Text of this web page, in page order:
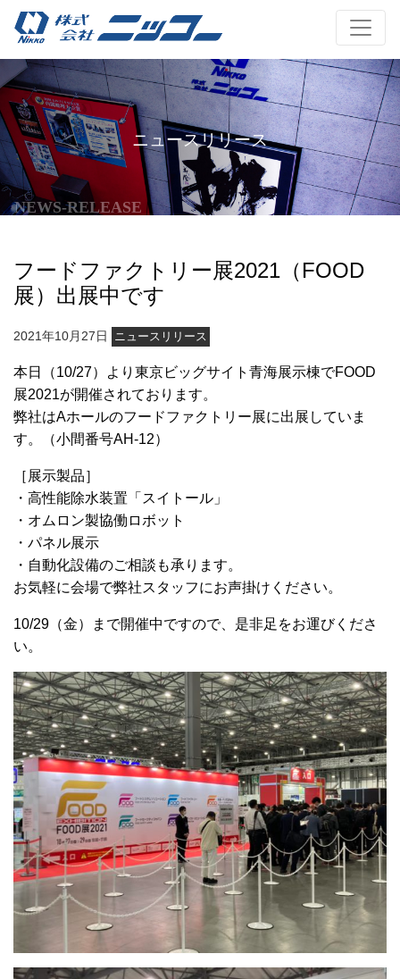
NEWS-RELEASE
ニュースリリース
フードファクトリー展2021（FOOD
展）出展中です
2021年10月27日 ニュースリリース
本日（10/27）より東京ビッグサイト青海展示棟でFOOD
展2021が開催されております。
弊社はAホールのフードファクトリー展に出展していま
す。（小間番号AH-12）
［展示製品］
・高性能除水装置「スイトール」
・オムロン製協働ロボット
・パネル展示
・自動化設備のご相談も承ります。
お気軽に会場で弊社スタッフにお声掛けください。
10/29（金）まで開催中ですので、是非足をお運びくださ
い。